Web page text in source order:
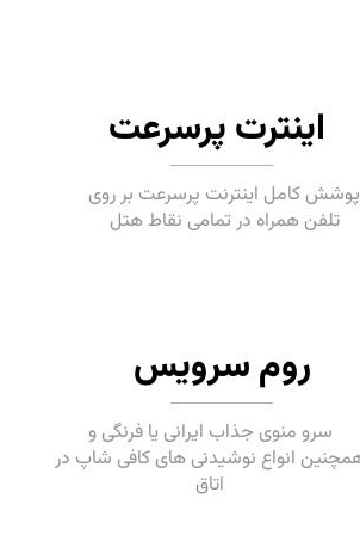
اینترت پرسرعت
پوشش کامل اینترنت پرسرعت بر روی
تلفن همراه در تمامی نقاط هتل
روم سرویس
سرو منوی جذاب ایرانی یا فرنگی و
انواع نوشیدنی های کافی شاپ در
اتاق